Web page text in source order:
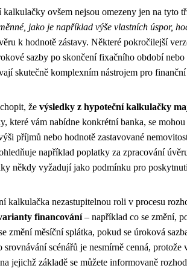
ovšem nejsou omezeny jen na tyto
jako je například výše vlastních úspor,
k hodnotě zástavy. Některé pokročilejší
sazby po skončení fixačního období
skutečně komplexním nástrojem pro
že výsledky z hypoteční kalkulačky
které vám nabídne konkrétní banka, se
příjmů nebo hodnotě zastavované
například poplatky za zpracování
někdy vyžadují jako podmínku pro
kalkulačka nezastupitelnou roli v procesu
financování– například co se změní,
změní měsíční splátka, pokud se úroková
srovnávání scénářů je nesmírně cenná,
jejichž základě se můžete informovaně